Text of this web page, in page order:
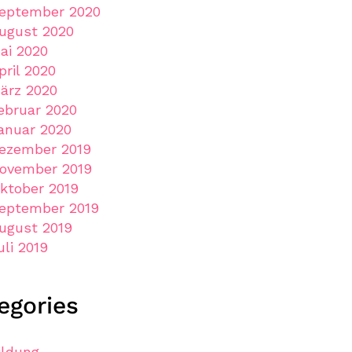
2020
2020
2020
2020
2020
2020
2020
2019
2019
2019
2019
2019
2019